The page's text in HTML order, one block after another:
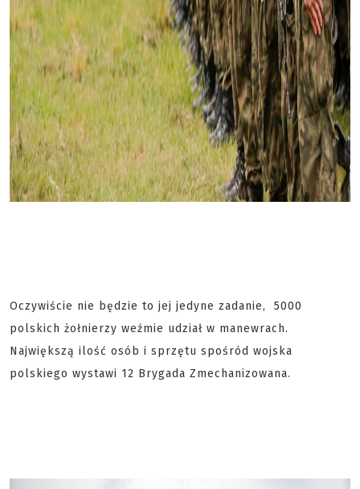
Oczywiście nie będzie to jej jedyne zadanie, 5000
polskich żołnierzy weźmie udział w manewrach.
Największą ilość osób i sprzętu spośród wojska
polskiego wystawi 12 Brygada Zmechanizowana.